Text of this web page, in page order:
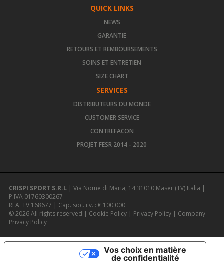
QUICK LINKS
NEWS
GARANTIE
RETOURS ET REMBOURSEMENTS
SOINS ET ENTRETIEN
SIZE CHART
SERVICES
DISTRIBUTEURS DU MONDE
CUSTOMER SERVICE
CONTREFACON
PROJET FESR 2014 - 2020
CRISPI SPORT S.R.L | Via Nome di Maria, 14 31010 Maser (TV) Italia |
P.IVA 01760300267
REA: TV 168677 | Cap. soc. i.v. : € 100.000
© 2026 All rights reserved | Cookie Policy | Privacy Policy | Company
Privacy Policy
Vos choix en matière
de confidentialité